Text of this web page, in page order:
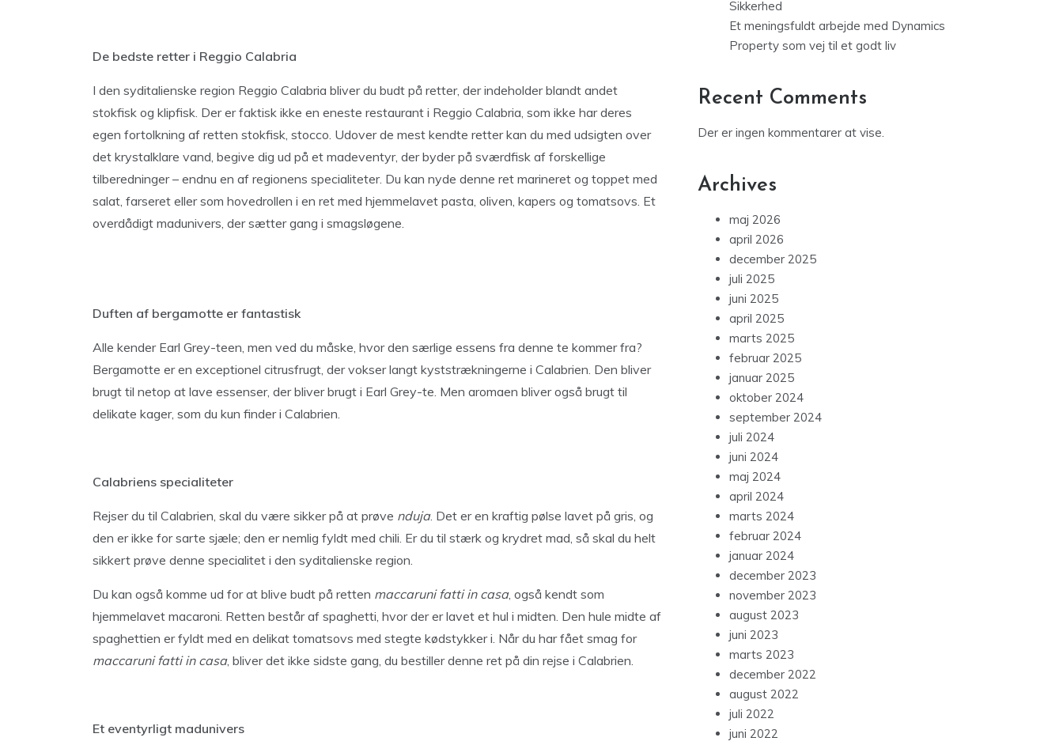
De bedste retter i Reggio Calabria
I den syditalienske region Reggio Calabria bliver du budt på retter, der indeholder blandt andet
stokfisk og klipfisk. Der er faktisk ikke en eneste restaurant i Reggio Calabria, som ikke har deres
egen fortolkning af retten stokfisk, stocco. Udover de mest kendte retter kan du med udsigten over
det krystalklare vand, begive dig ud på et madeventyr, der byder på sværdfisk af forskellige
tilberedninger – endnu en af regionens specialiteter. Du kan nyde denne ret marineret og toppet med
salat, farseret eller som hovedrollen i en ret med hjemmelavet pasta, oliven, kapers og tomatsovs. Et
overdådigt madunivers, der sætter gang i smagsløgene.
Duften af bergamotte er fantastisk
Alle kender Earl Grey-teen, men ved du måske, hvor den særlige essens fra denne te kommer fra?
Bergamotte er en exceptionel citrusfrugt, der vokser langt kyststrækningerne i Calabrien. Den bliver
brugt til netop at lave essenser, der bliver brugt i Earl Grey-te. Men aromaen bliver også brugt til
delikate kager, som du kun finder i Calabrien.
Calabriens specialiteter
Rejser du til Calabrien, skal du være sikker på at prøve nduja. Det er en kraftig pølse lavet på gris, og
den er ikke for sarte sjæle; den er nemlig fyldt med chili. Er du til stærk og krydret mad, så skal du helt
sikkert prøve denne specialitet i den syditalienske region.
Du kan også komme ud for at blive budt på retten maccaruni fatti in casa, også kendt som
hjemmelavet macaroni. Retten består af spaghetti, hvor der er lavet et hul i midten. Den hule midte af
spaghettien er fyldt med en delikat tomatsovs med stegte kødstykker i. Når du har fået smag for
maccaruni fatti in casa, bliver det ikke sidste gang, du bestiller denne ret på din rejse i Calabrien.
Et eventyrligt madunivers
Sikkerhed
Et meningsfuldt arbejde med Dynamics
Property som vej til et godt liv
Recent Comments
Der er ingen kommentarer at vise.
Archives
maj 2026
april 2026
december 2025
juli 2025
juni 2025
april 2025
marts 2025
februar 2025
januar 2025
oktober 2024
september 2024
juli 2024
juni 2024
maj 2024
april 2024
marts 2024
februar 2024
januar 2024
december 2023
november 2023
august 2023
juni 2023
marts 2023
december 2022
august 2022
juli 2022
juni 2022